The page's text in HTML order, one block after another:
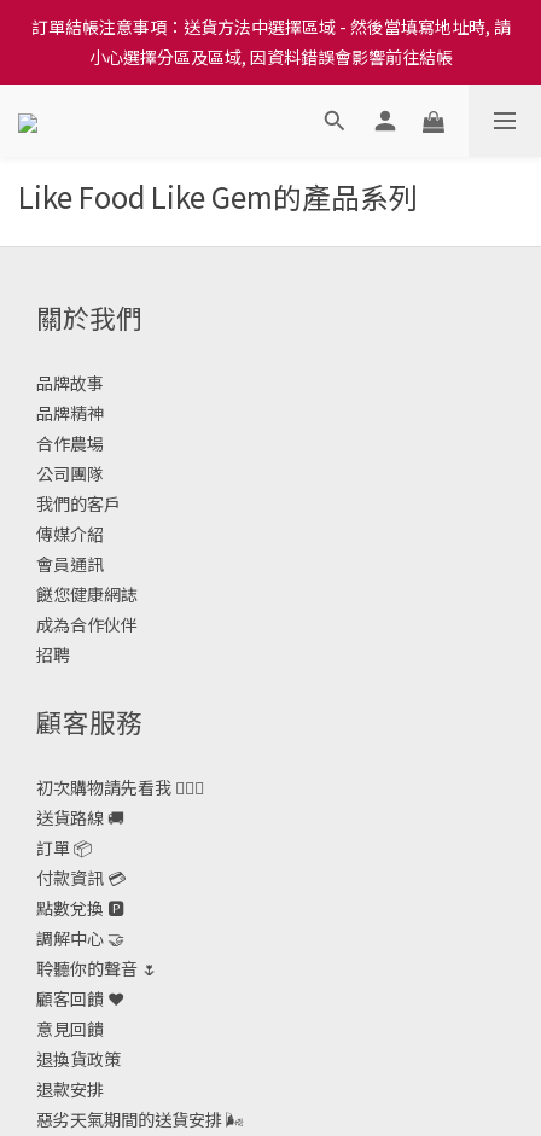
訂單結帳注意事項：送貨方法中選擇區域 - 然後當填寫地址時, 請
小心選擇分區及區域, 因資料錯誤會影響前往結帳
訂單結帳注意事項：送貨方法中選擇區域 - 然後當填寫地址時, 請
小心選擇分區及區域, 因資料錯誤會影響前往結帳
隆重推出本地培育田香雞、金棠雞、粵皇鷄及平原雞等，想食靚雞
訂單結帳注意事項：送貨方法中選擇區域 - 然後當填寫地址時, 請
Like Food Like Gem的產品系列
關於我們
品牌故事
品牌精神
合作農場
公司團隊
我們的客戶
傳媒介紹
會員通訊
餸您健康網誌
成為合作伙伴
招聘
顧客服務
初次購物請先看我 🙋🏻‍♀️
送貨路線 🚚
訂單 📦
付款資訊 💳
點數兌換 🅿️
調解中心 🤝
聆聽你的聲音 🌷
顧客回饋 ❤️
意見回饋
退換貨政策
退款安排
惡劣天氣期間的送貨安排🌬